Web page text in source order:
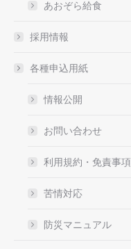
あおぞら給食
採用情報
各種申込用紙
情報公開
お問い合わせ
利用規約・免責事項
苦情対応
防災マニュアル